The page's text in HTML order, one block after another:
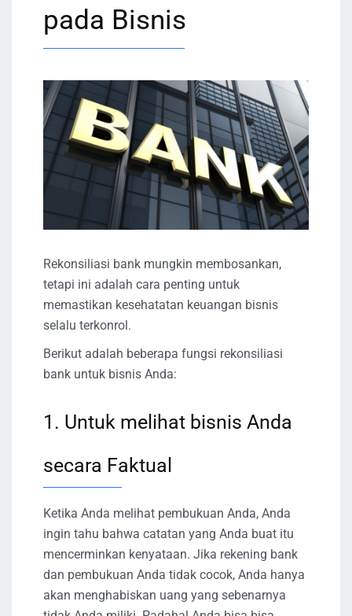
pada Bisnis
Rekonsiliasi bank mungkin membosankan,
tetapi ini adalah cara penting untuk
memastikan kesehatatan keuangan bisnis
selalu terkonrol.
Berikut adalah beberapa fungsi rekonsiliasi
bank untuk bisnis Anda:
1. Untuk melihat bisnis Anda
secara Faktual
Ketika Anda melihat pembukuan Anda, Anda
ingin tahu bahwa catatan yang Anda buat itu
mencerminkan kenyataan. Jika rekening bank
dan pembukuan Anda tidak cocok, Anda hanya
akan menghabiskan uang yang sebenarnya